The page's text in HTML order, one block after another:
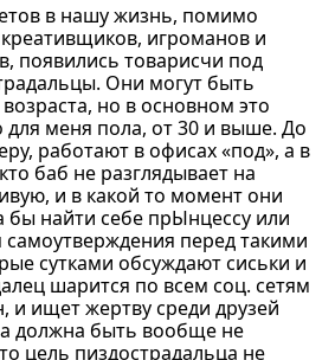
в нашу жизнь, помимо
игроманов и
появились товарисчи под
Они могут быть
но в основном это
для меня пола, от 30 и выше. До
работают в офисах «под», а в
баб не разглядывает на
и в какой то момент они
найти себе прЫнцессу или
перед такими
сутками обсуждают сиськи и
шарится по всем соц. сетям
и ищет жертву среди друзей
должна быть вообще не
цель пиздострадальца не